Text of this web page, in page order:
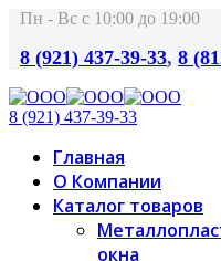
Пн - Вс с 10:00 до 19:00
8 (921) 437-39-33, 8
8 (921) 437-39-33
Главная
О Компании
Каталог товаров
окна